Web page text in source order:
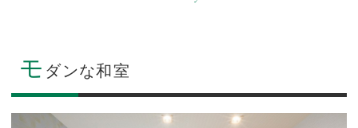
モ ダンな和室